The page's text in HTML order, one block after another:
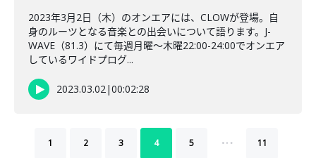
2023年3月2日（木）のオンエアには、CLOWが登場。自
身のルーツとなる音楽との出会いについて語ります。J-
WAVE（81.3）にて毎週月曜～木曜22:00-24:00でオンエア
しているワイドプログ...
2023.03.02|00:02:28
1 2 3 4 5 … 11